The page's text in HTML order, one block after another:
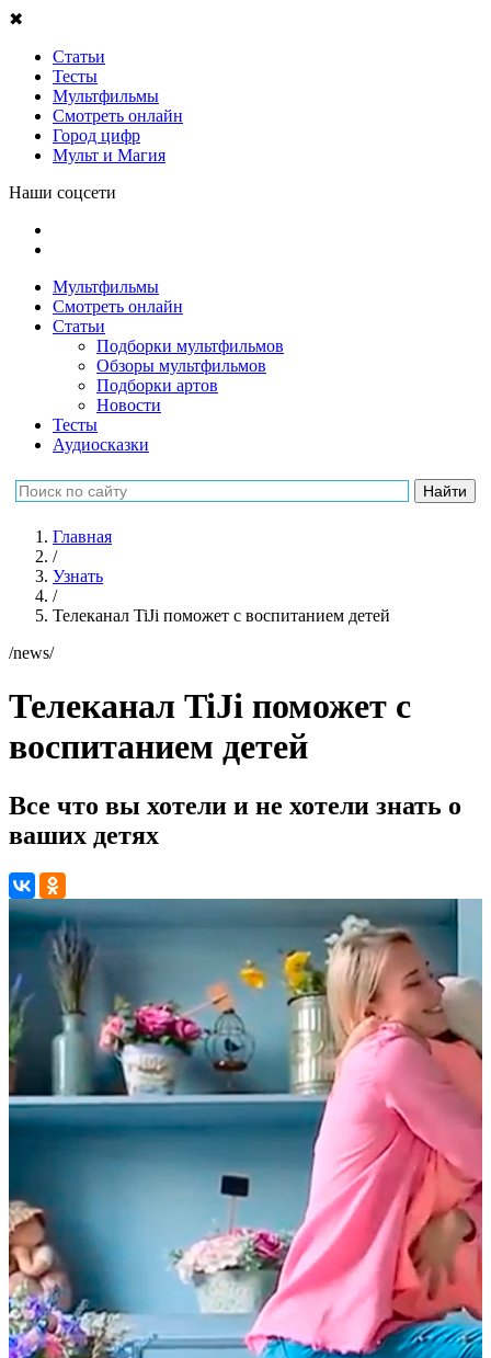
✖
Статьи
Тесты
Мультфильмы
Смотреть онлайн
Город цифр
Мульт и Магия
Наши соцсети
Мультфильмы
Смотреть онлайн
Статьи
Подборки мультфильмов
Обзоры мультфильмов
Подборки артов
Новости
Тесты
Аудиосказки
Главная
/
Узнать
/
Телеканал TiJi поможет с воспитанием детей
/news/
Телеканал TiJi поможет с
воспитанием детей
Все что вы хотели и не хотели знать о
ваших детях